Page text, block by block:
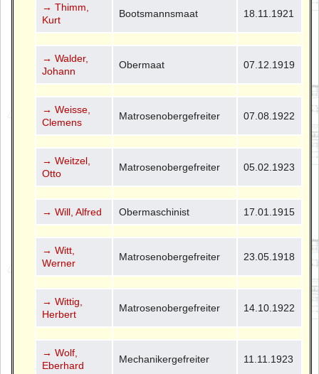
→ Thimm,
Kurt
Bootsmannsmaat 18.11.1921
→ Walder,
Johann
Obermaat 07.12.1919
→ Weisse,
Clemens
Matrosenobergefreiter 07.08.1922
→ Weitzel,
Otto
Matrosenobergefreiter 05.02.1923
→ Will, Alfred Obermaschinist 17.01.1915
→ Witt,
Werner
Matrosenobergefreiter 23.05.1918
→ Wittig,
Herbert
Matrosenobergefreiter 14.10.1922
→ Wolf,
Eberhard
Mechanikergefreiter 11.11.1923